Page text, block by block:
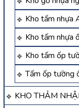
Kho tấm nhựa
Kho tấm nhựa
Kho tấm ốp
Tấm ốp tường
KHO THẢM